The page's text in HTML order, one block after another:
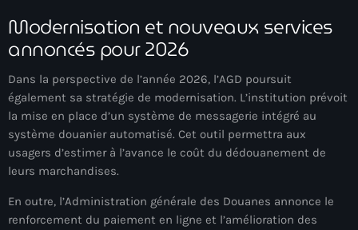
mai 2025
mars 2025
février 2025
janvier 2025
novembre 2024
Modernisation et nouveaux services
annoncés pour 2026
Dans la perspective de l’année 2026, l’AGD poursuit
également sa stratégie de modernisation. L’institution prévoit
la mise en place d’un système de messagerie intégré au
système douanier automatisé. Cet outil permettra aux
usagers d’estimer à l’avance le coût du dédouanement de
leurs marchandises.
En outre, l’Administration générale des Douanes annonce le
renforcement du paiement en ligne et l’amélioration des